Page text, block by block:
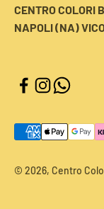
CENTRO COLORI
NAPOLI (NA)
© 2026, Centro